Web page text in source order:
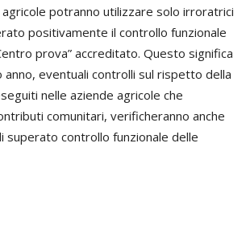
potranno utilizzare solo irroratrici
positivamente il controllo funzionale
prova” accreditato. Questo significa
anno, eventuali controlli sul rispetto della
nelle aziende agricole che
comunitari, verificheranno anche
superato controllo funzionale delle